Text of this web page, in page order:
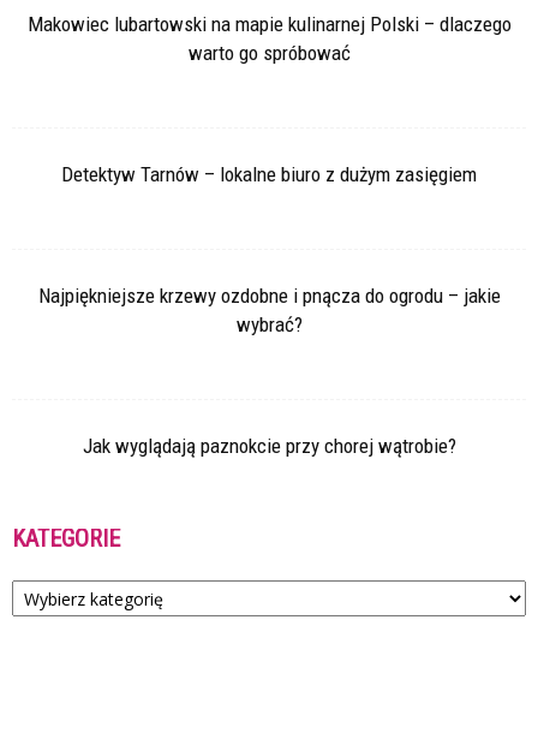
Makowiec lubartowski na mapie kulinarnej Polski – dlaczego
warto go spróbować
Detektyw Tarnów – lokalne biuro z dużym zasięgiem
Najpiękniejsze krzewy ozdobne i pnącza do ogrodu – jakie
wybrać?
Jak wyglądają paznokcie przy chorej wątrobie?
KATEGORIE
Kategorie